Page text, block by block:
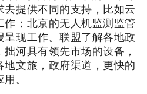
去提供不同的支持，比如云
；北京的无人机监测监管
呈现工作。联盟了解各地政
河具有领先市场的设备，
文旅，政府渠道，更快的
。